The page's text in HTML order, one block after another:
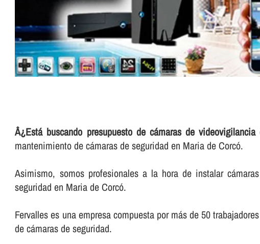
Â¿Está buscando presupuesto de cámaras de
mantenimiento de cámaras de seguridad en Maria de Corcó.
Asimismo, somos profesionales a la hora de instalar
seguridad en Maria de Corcó.
Fervalles es una empresa compuesta por más de 50
de cámaras de seguridad.